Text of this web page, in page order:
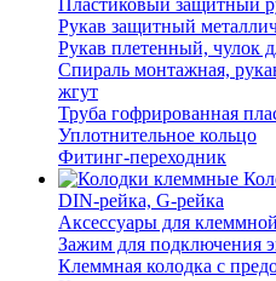
Пластиковый защитный
Рукав защитный
Рукав плетенный, чулок
Спираль монтажная,
жгут
Труба гофрированная
Уплотнительное кольцо
Фитинг-переходник
DIN-рейка, G-рейка
Аксессуары для
Зажим для подключения
Клеммная колодка с